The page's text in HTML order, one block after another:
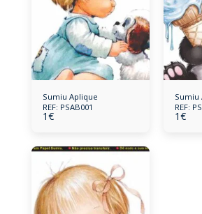
Sumiu Aplique
REF: PSAB001
1€
Sumiu
REF:
1€